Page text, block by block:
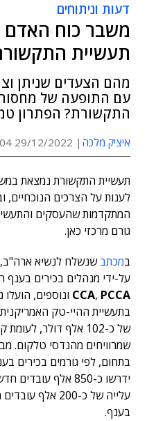
דעות וניתוחים
משבר כוח האדם
תעשיית
מהם הצעדים שניתן
עם התופעה של
התקשורת? הפתרון
איציק מלכה 29/12/2022 12:04
תעשיית התקשורת נמצאת
המתקדמות שהעסקים
גורם מרכזי כאן.
במכתבשנשלח לנשיא ארה"ב,
על-ידי מנהלים בכירים בענף
CCA, PCCA
ונוספים,
בתעשיית ההיי-טק
שמרוויחים מהנדסי טלקום.
ידרשו כ-850 אלף
עלייה של כ-200
בענף.